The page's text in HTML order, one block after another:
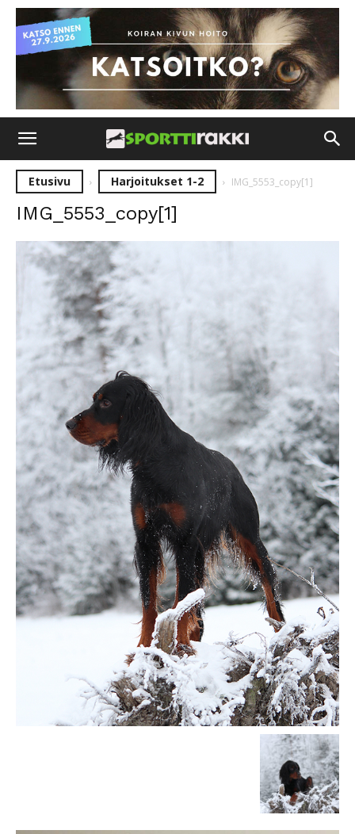
Etusivu Harjoitukset 1-2 IMG_5553_copy[1]
IMG_5553_copy[1]